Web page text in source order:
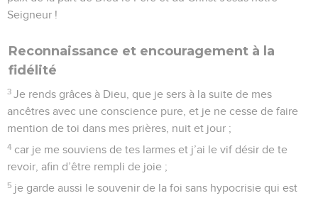
Seigneur !
Reconnaissance et encouragement à la
fidélité
3 Je rends grâces à Dieu, que je sers à la suite de mes
ancêtres avec une conscience pure, et je ne cesse de faire
mention de toi dans mes prières, nuit et jour ;
4 car je me souviens de tes larmes et j’ai le vif désir de te
revoir, afin d’être rempli de joie ;
5 je garde aussi le souvenir de la foi sans hypocrisie qui est